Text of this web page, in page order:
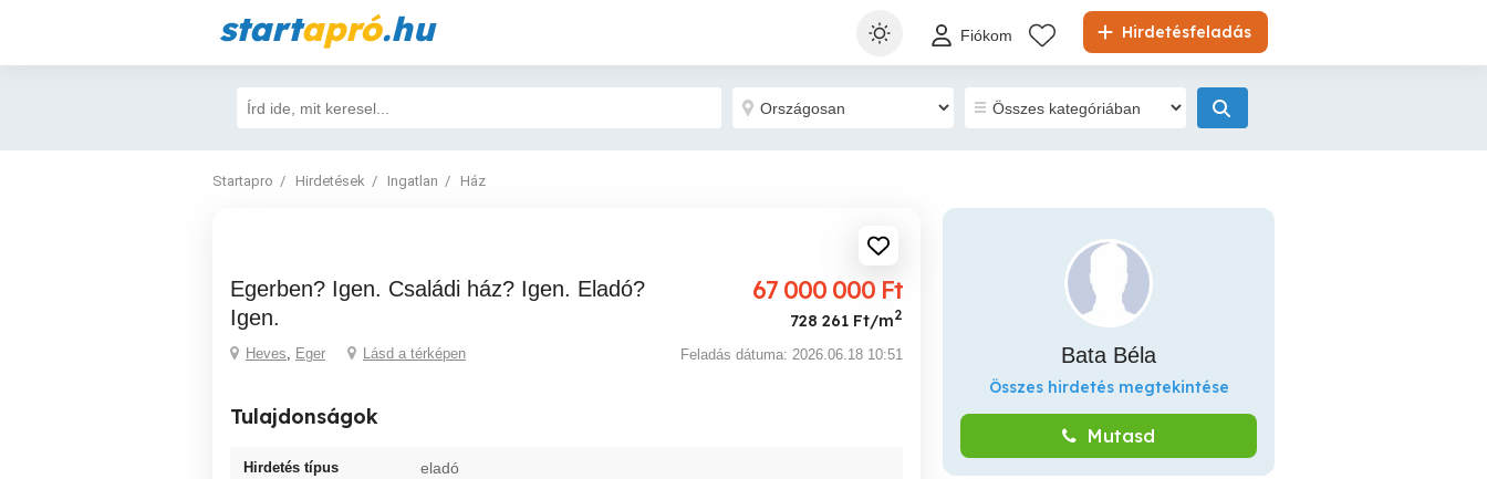
startapró.hu Hirdetésfeladás
Fiókom
Startapro Hirdetések Ingatlan Ház
Egerben? Igen. Családi ház? Igen. Eladó?
Igen.
67 000 000 Ft
728 261 Ft/m2
Heves, Eger Lásd a térképen Feladás dátuma: 2026.06.18 10:51
Tulajdonságok
Hirdetés típus eladó
Bata Béla
Összes hirdetés megtekintése
Mutasd